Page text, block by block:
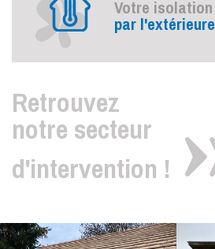
Votre isolation
par l'extérieure
Retrouvez
notre secteur
d'intervention !